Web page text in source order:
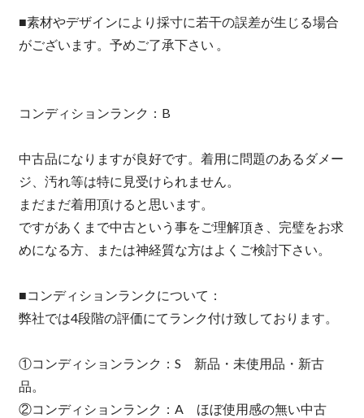
■素材やデザインにより採寸に若干の誤差が生じる場合
がございます。予めご了承下さい 。
コンディションランク：B
中古品になりますが良好です。着用に問題のあるダメー
ジ、汚れ等は特に見受けられません。
まだまだ着用頂けると思います。
ですがあくまで中古という事をご理解頂き、完璧をお求
めになる方、または神経質な方はよくご検討下さい。
■コンディションランクについて：
弊社では4段階の評価にてランク付け致しております。
①コンディションランク：S 新品・未使用品・新古
品。
②コンディションランク：A ほぼ使用感の無い中古